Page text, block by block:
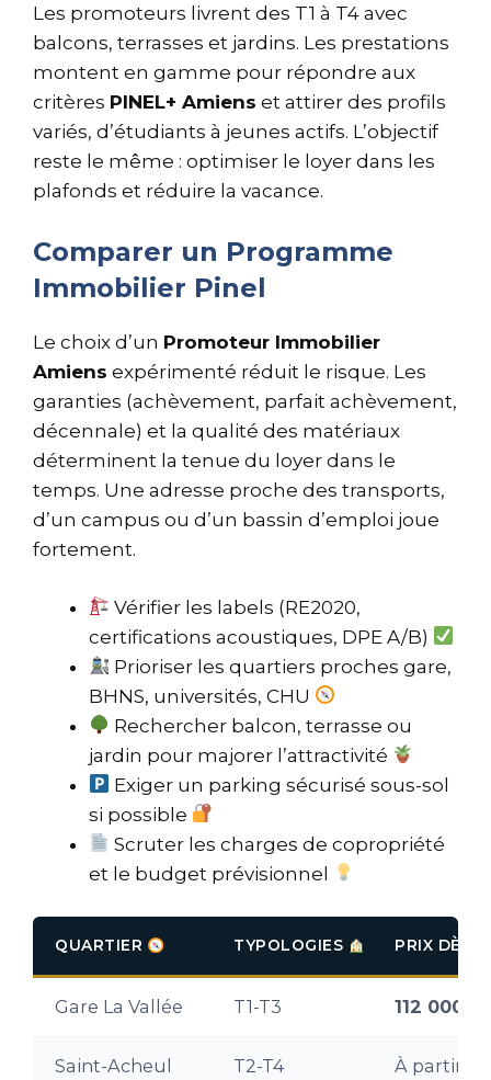
Les promoteurs livrent des T1 à T4 avec
balcons, terrasses et jardins. Les prestations
montent en gamme pour répondre aux
critères PINEL+ Amiens et attirer des profils
variés, d’étudiants à jeunes actifs. L’objectif
reste le même : optimiser le loyer dans les
plafonds et réduire la vacance.
Comparer un Programme
Immobilier Pinel
Le choix d’un Promoteur Immobilier
Amiens expérimenté réduit le risque. Les
garanties (achèvement, parfait achèvement,
décennale) et la qualité des matériaux
déterminent la tenue du loyer dans le
temps. Une adresse proche des transports,
d’un campus ou d’un bassin d’emploi joue
fortement.
Vérifier les labels (RE2020,
certifications acoustiques, DPE A/B)
Prioriser les quartiers proches gare,
BHNS, universités, CHU
Rechercher balcon, terrasse ou
jardin pour majorer l’attractivité
Exiger un parking sécurisé sous-sol
si possible
Scruter les charges de copropriété
et le budget prévisionnel
QUARTIER TYPOLOGIES PRIX DÈS
Gare La Vallée T1-T3 112 000 €
Saint-Acheul T2-T4 À partir